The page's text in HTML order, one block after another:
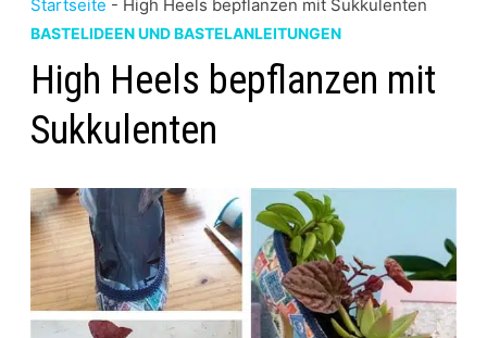
Startseite - High Heels bepflanzen mit Sukkulenten
BASTELIDEEN UND BASTELANLEITUNGEN
High Heels bepflanzen mit
Sukkulenten